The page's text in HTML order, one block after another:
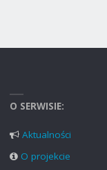
O SERWISIE:
Aktualności
O projekcie